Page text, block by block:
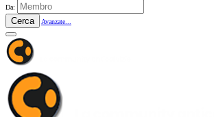
Da:
Cerca Avanzate...